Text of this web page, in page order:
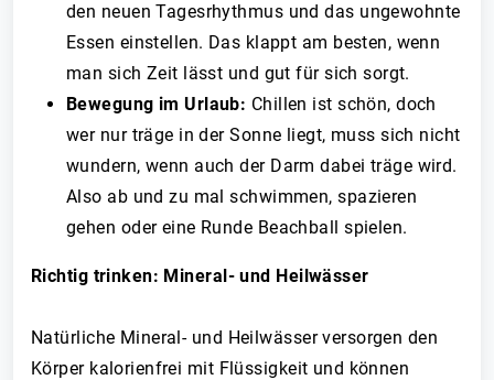
den neuen Tagesrhythmus und das ungewohnte
Essen einstellen. Das klappt am besten, wenn
man sich Zeit lässt und gut für sich sorgt.
Bewegung im Urlaub: Chillen ist schön, doch
wer nur träge in der Sonne liegt, muss sich nicht
wundern, wenn auch der Darm dabei träge wird.
Also ab und zu mal schwimmen, spazieren
gehen oder eine Runde Beachball spielen.
Richtig trinken: Mineral- und Heilwässer
Natürliche Mineral- und Heilwässer versorgen den
Körper kalorienfrei mit Flüssigkeit und können